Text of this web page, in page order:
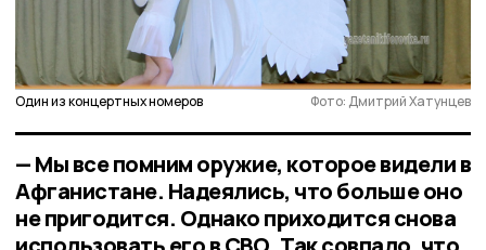
Один из концертных номеров Фото: Дмитрий Хатунцев
— Мы все помним оружие, которое видели в
Афганистане. Надеялись, что больше оно
не пригодится. Однако приходится снова